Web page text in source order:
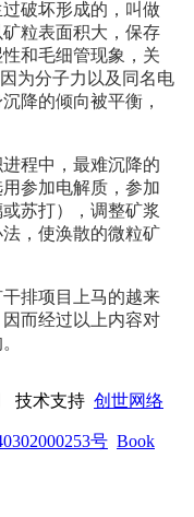
破坏形成的，叫做
粒表面积大，保存
和毛细管现象，关
为分子力以及同名电
降的倾向被平衡，
程中，最难沉降的
参加电解质，参加
苏打），调整矿浆
，使涣散的微粒矿
排项目上马的越来
而经过以上内容对
技术支持 创世网络
号 Book